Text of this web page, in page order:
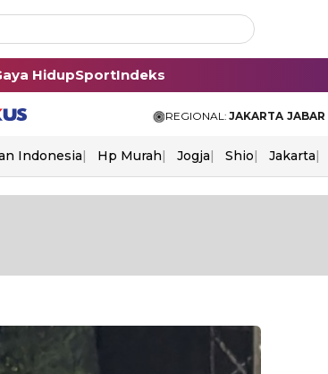
HidupSportIndeks
REGIONAL: JAKARTA JABAR
Indonesia Hp Murah Jogja Shio Jakarta